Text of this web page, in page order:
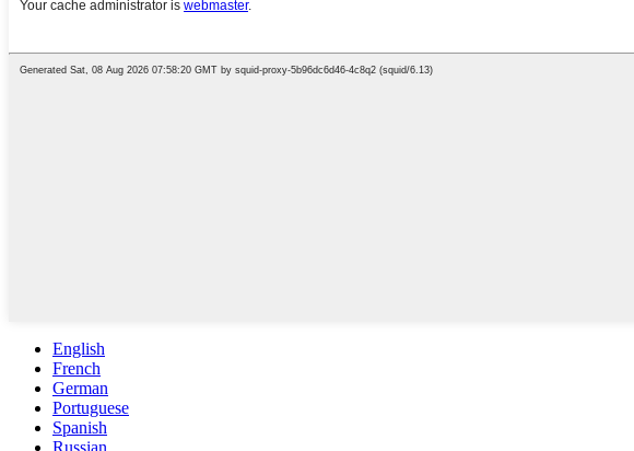
English
French
German
Portuguese
Spanish
Russian